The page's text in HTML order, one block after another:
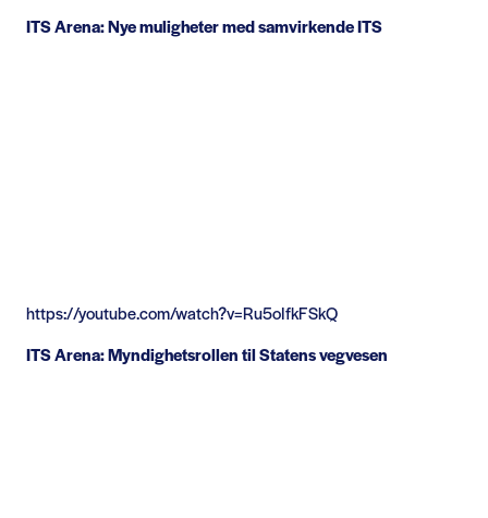
ITS Arena: Nye muligheter med samvirkende ITS
https://youtube.com/watch?v=Ru5oIfkFSkQ
ITS Arena: Myndighetsrollen til Statens vegvesen